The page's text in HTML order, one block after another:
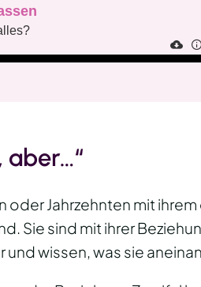
aber…“
oder Jahrzehnten mit
Sie sind mit ihrer
wissen, was sie